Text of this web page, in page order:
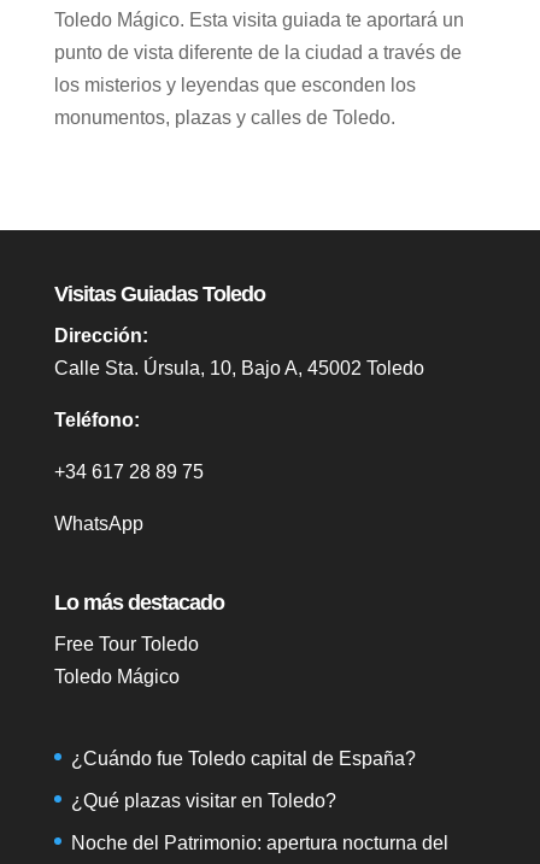
Toledo Mágico. Esta visita guiada te aportará un
punto de vista diferente de la ciudad a través de
los misterios y leyendas que esconden los
monumentos, plazas y calles de Toledo.
Visitas Guiadas Toledo
Dirección:
Calle Sta. Úrsula, 10, Bajo A, 45002 Toledo
Teléfono:
+34 617 28 89 75
WhatsApp
Lo más destacado
Free Tour Toledo
Toledo Mágico
¿Cuándo fue Toledo capital de España?
¿Qué plazas visitar en Toledo?
Noche del Patrimonio: apertura nocturna del